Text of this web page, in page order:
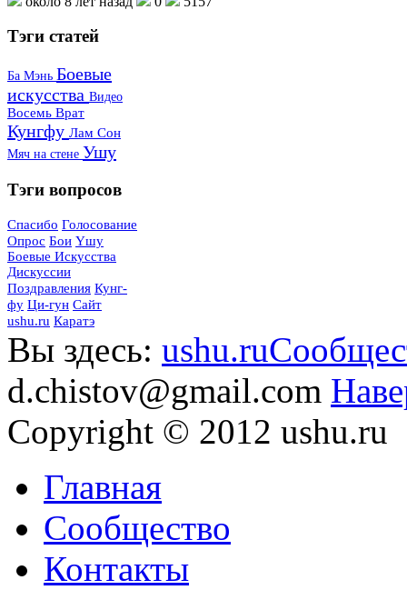
Тэги статей
Ба Мэнь Боевые
искусства Видео
Восемь Врат
Кунгфу Лам Сон
Мяч на стене Ушу
Тэги вопросов
Спасибо Голосование
Опрос Бои Yшу
Боевые Искусства
Дискуссии
Поздравления Кунг-
фу Ци-гун Сайт
ushu.ru Каратэ
Вы здесь: ushu.ru
d.chistov@gmail.com
Copyright © 2012 ushu.ru
Главная
Сообщество
Контакты